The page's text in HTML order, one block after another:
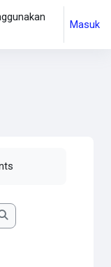
Masuk
Cari forum